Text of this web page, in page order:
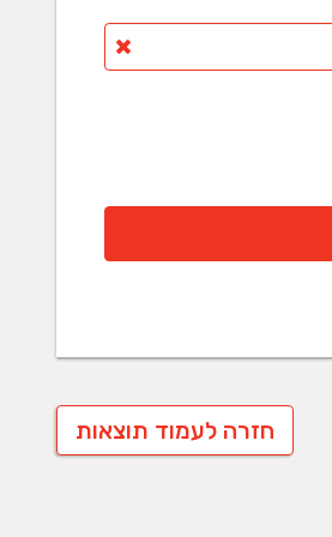
חזרה לעמוד תוצאות